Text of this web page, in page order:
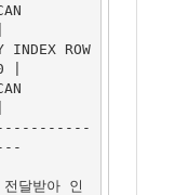
ROW
|
달받아 인